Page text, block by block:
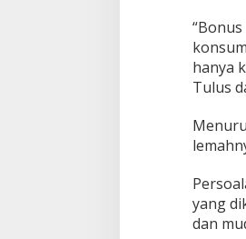
hanya
Tulus
yang
dan